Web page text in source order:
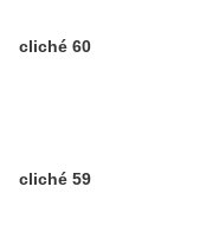
cliché 60
cliché 59